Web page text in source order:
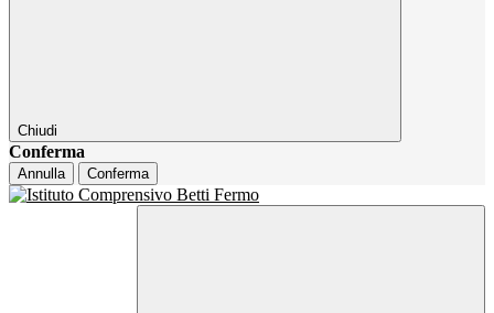
Chiudi
Conferma
Annulla Conferma